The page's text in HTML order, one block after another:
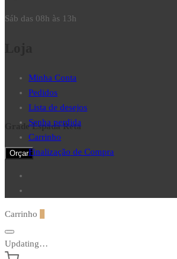
Grade Espada Reta
Orçar
Sáb das 08h às 13h
Minha Conta
Pedidos
Lista de desejos
Senha perdida
Carrinho
Finalização de Compra
Carrinho
Updating…